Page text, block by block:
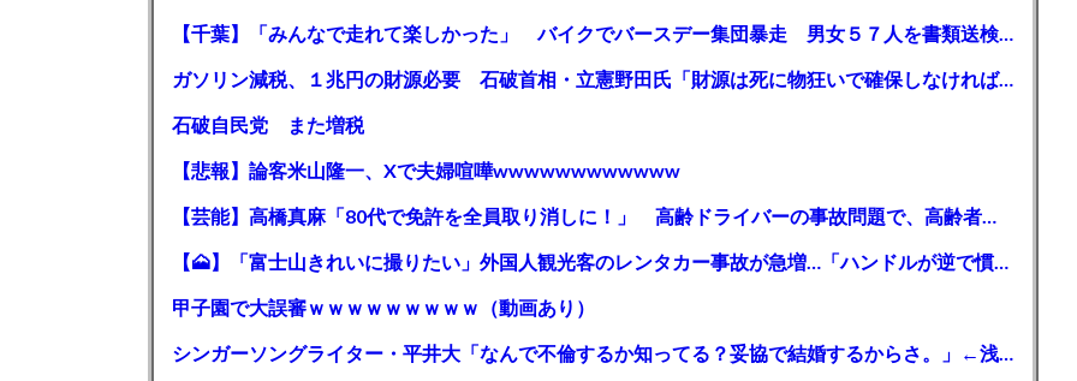
【千葉】「みんなで走れて楽しかった」 バイクでバースデー集団暴走 男女５７人を書類送検 SNSで参加者募る
ガソリン減税、１兆円の財源必要 石破首相・立憲野田氏「財源は死に物狂いで確保しなければならない」「本当に死に物狂いで」
石破自民党 また増税
【悲報】論客米山隆一、Xで夫婦喧嘩wwwwwwwwwwww
【芸能】高橋真麻「80代で免許を全員取り消しに！」 高齢ドライバーの事故問題で、高齢者の運転免許取り消し法を提案
【🗻】「富士山きれいに撮りたい」外国人観光客のレンタカー事故が急増…「ハンドルが逆で慣れず」、道の狭さも
甲子園で大誤審ｗｗｗｗｗｗｗｗｗ（動画あり）
シンガーソングライター・平井大「なんで不倫するか知ってる？妥協で結婚するからさ。」←浅すぎると大炎上